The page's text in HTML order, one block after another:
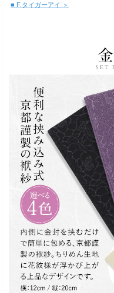
■ F.タイガーアイ ＞